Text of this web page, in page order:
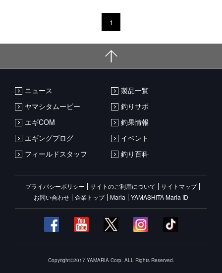
1
ニュース
製品一覧
ヤマシタムービー
釣りサポ
エギCOM
釣果情報
エギングブログ
イベント
フィールドスタッフ
釣り百科
プライバシーポリシー サイトのご利用について
サイトマップ
お問い合わせ
企業トップ Maria YAMASHITA Maria ID
Copyright©2017 YAMARIA Corp. ALL Rights Reserved.